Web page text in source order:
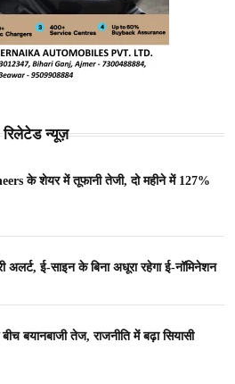
रिलेटेड न्यूज़
के शेयर में तूफानी तेजी, दो महीने में 127%
अलर्ट, ई-साइन के बिना अधूरा रहेगा ई-नॉमिनेशन
बयानबाजी तेज, राजनीति में बढ़ा सियासी